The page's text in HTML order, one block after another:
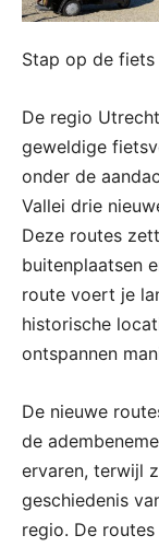
Stap op de
De regio
geweldige
onder de
Vallei drie
Deze routes
buitenplaatsen
route voert je
historische
ontspannen
De nieuwe
de
ervaren, terwijl
geschiedenis
regio. De